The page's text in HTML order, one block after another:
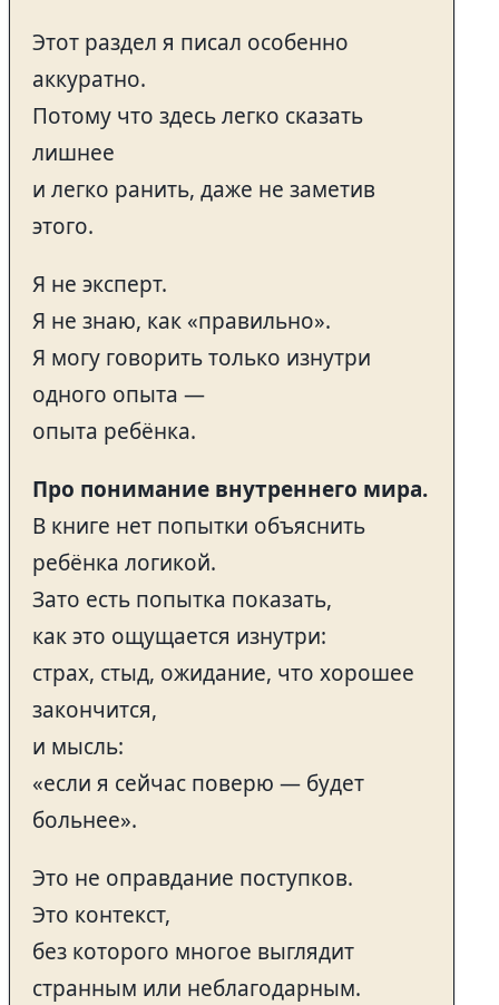
Этот раздел я писал особенно
аккуратно.
Потому что здесь легко сказать
лишнее
и легко ранить, даже не заметив
этого.
Я не эксперт.
Я не знаю, как «правильно».
Я могу говорить только изнутри
одного опыта —
опыта ребёнка.
Про понимание внутреннего мира.
В книге нет попытки объяснить
ребёнка логикой.
Зато есть попытка показать,
как это ощущается изнутри:
страх, стыд, ожидание, что хорошее
закончится,
и мысль:
«если я сейчас поверю — будет
больнее».
Это не оправдание поступков.
Это контекст,
без которого многое выглядит
странным или неблагодарным.